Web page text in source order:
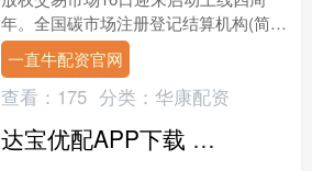
年。全国碳市场注册登记结算机构(简
称“中碳登”)15日举办“碳索未来，绿动你
我”开放日....
一直牛配资官网
查看： 175 分类： 华康配资
达宝优配APP下载 投顾观市：市场释放弱势信号，短线操作需谨慎